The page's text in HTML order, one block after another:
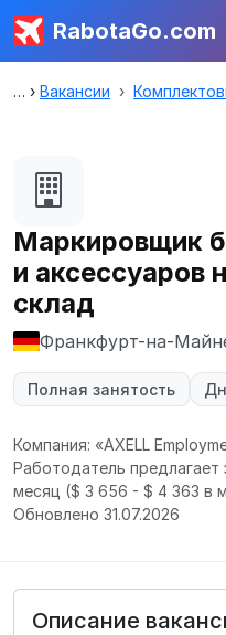
RabotaGo.com
Вакансии
Маркировщик
и аксессуаров
склад
Франкфурт-на-
Полная занятость
Компания: «AXELL
Работодатель предлагает
месяц ($ 3 656 - $ 4 363 в
Обновлено 31.07.2026
Описание